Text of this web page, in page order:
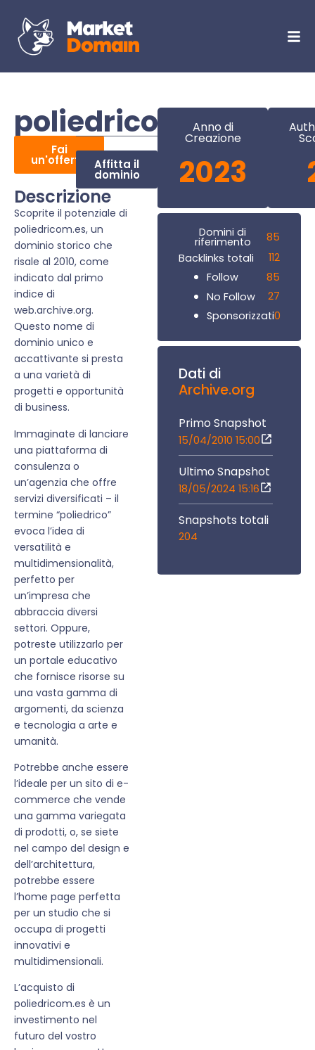
poliedricom.es
Fai
un'offerta Affitta il
dominio
Descrizione
Scoprite il potenziale di
poliedricom.es, un
dominio storico che
risale al 2010, come
indicato dal primo
indice di
web.archive.org.
Questo nome di
dominio unico e
accattivante si presta
a una varietà di
progetti e opportunità
di business.
Immaginate di lanciare
una piattaforma di
consulenza o
un’agenzia che offre
servizi diversificati – il
termine “poliedrico”
evoca l’idea di
versatilità e
multidimensionalità,
perfetto per
un’impresa che
abbraccia diversi
settori. Oppure,
potreste utilizzarlo per
un portale educativo
che fornisce risorse su
una vasta gamma di
argomenti, da scienza
e tecnologia a arte e
umanità.
Potrebbe anche essere
l’ideale per un sito di e-
commerce che vende
una gamma variegata
di prodotti, o, se siete
nel campo del design e
dell’architettura,
potrebbe essere
l’home page perfetta
per un studio che si
occupa di progetti
innovativi e
multidimensionali.
L’acquisto di
poliedricom.es è un
investimento nel
futuro del vostro
Anno di
Creazione
2023
Domini di
riferimento
85
Backlinks totali
112
Follow
85
No Follow
27
Sponsorizzati0
Dati di
Archive.org
Primo Snapshot
15/04/2010 15:00
Ultimo Snapshot
18/05/2024 15:16
Snapshots totali
204